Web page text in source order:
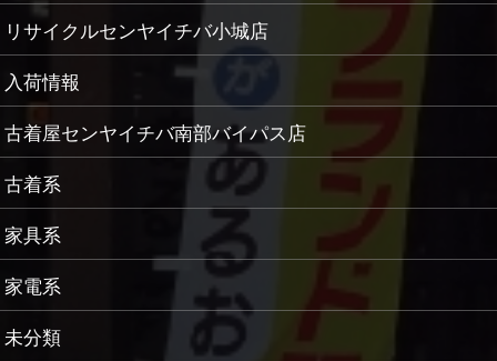
リサイクルセンヤイチバ小城店
入荷情報
古着屋センヤイチバ南部バイパス店
古着系
家具系
家電系
未分類